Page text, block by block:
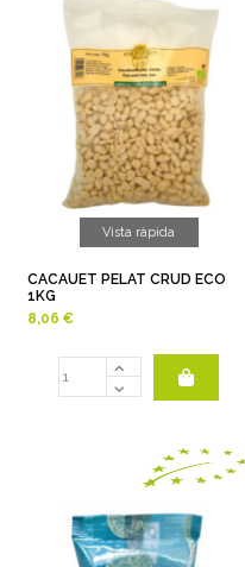
Vista ràpida
CACAUET PELAT CRUD ECO
1KG
8,06 €